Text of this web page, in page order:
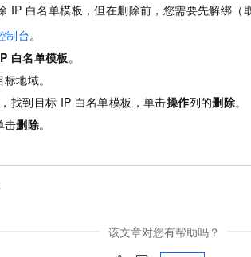
IP 白名单模板，但在删除前，您需要先解绑（
制台。
白名单模板 。
地域。
找到目标 IP 白名单模板，单击操作列的删除。
击删除。
该文章对您有帮助吗？